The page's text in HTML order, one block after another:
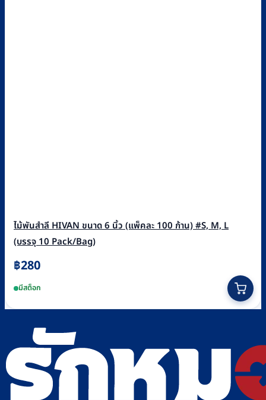
ไม้พันสำลี HIVAN ขนาด 6 นิ้ว (แพ็คละ 100 ก้าน) #S, M, L
(บรรจุ 10 Pack/Bag)
฿280
มีสต็อก
product
has
multiple
variants.
The
options
may